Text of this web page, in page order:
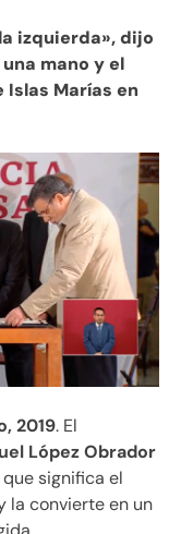
izquierda», dijo
mano y el
Marías en
2019. El
López Obrador
significa el
la convierte en un